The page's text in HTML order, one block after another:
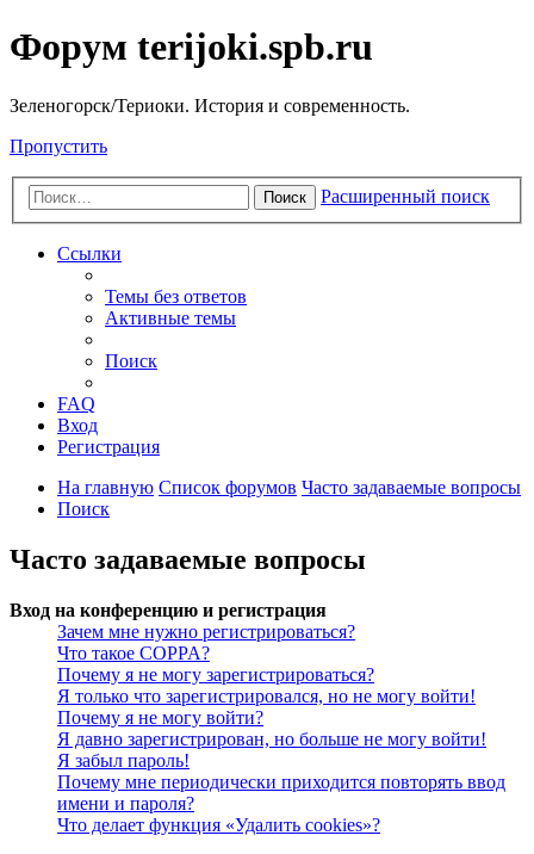
Форум terijoki.spb.ru
Зеленогорск/Териоки. История и современность.
Пропустить
Поиск Расширенный поиск
Ссылки
Темы без ответов
Активные темы
Поиск
FAQ
Вход
Регистрация
На главную Список форумов Часто задаваемые вопросы
Поиск
Часто задаваемые вопросы
Вход на конференцию и регистрация
Зачем мне нужно регистрироваться?
Что такое COPPA?
Почему я не могу зарегистрироваться?
Я только что зарегистрировался, но не могу войти!
Почему я не могу войти?
Я давно зарегистрирован, но больше не могу войти!
Я забыл пароль!
Почему мне периодически приходится повторять ввод
имени и пароля?
Что делает функция «Удалить cookies»?